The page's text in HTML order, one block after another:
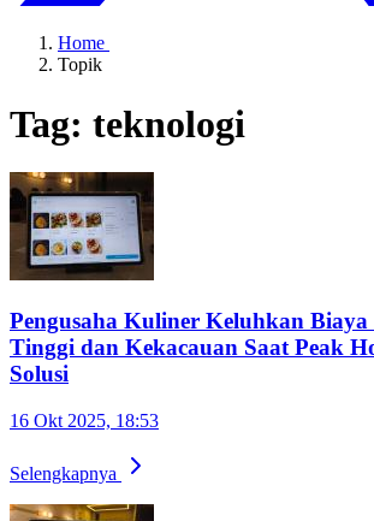
Home
Topik
Tag: teknologi
Pengusaha Kuliner Keluhkan Biaya
Tinggi dan Kekacauan Saat Peak
Solusi
16 Okt 2025, 18:53
Selengkapnya